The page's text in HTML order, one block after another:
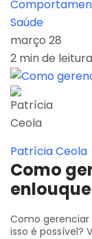
Saúde
março 28
2 min de leitura
Patrícia Ceola
Como
Como
isso é possível?